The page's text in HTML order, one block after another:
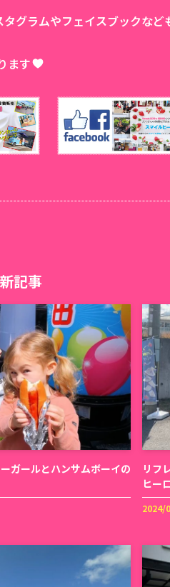
グラムやフェイスブックなど
ます
記事
ガールとハンサムボーイの
リフ
ヒー
2024/